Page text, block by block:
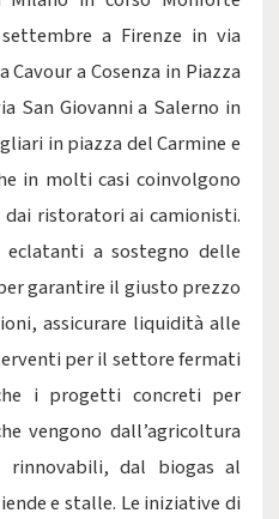
a Firenze in via
a Cosenza in Piazza
San Giovanni a Salerno in
in piazza del Carmine e
in molti casi coinvolgono
ristoratori ai camionisti.
eclatanti a sostegno delle
garantire il giusto prezzo
assicurare liquidità alle
per il settore fermati
i progetti concreti per
vengono dall’agricoltura
dal biogas al
e stalle. Le iniziative di